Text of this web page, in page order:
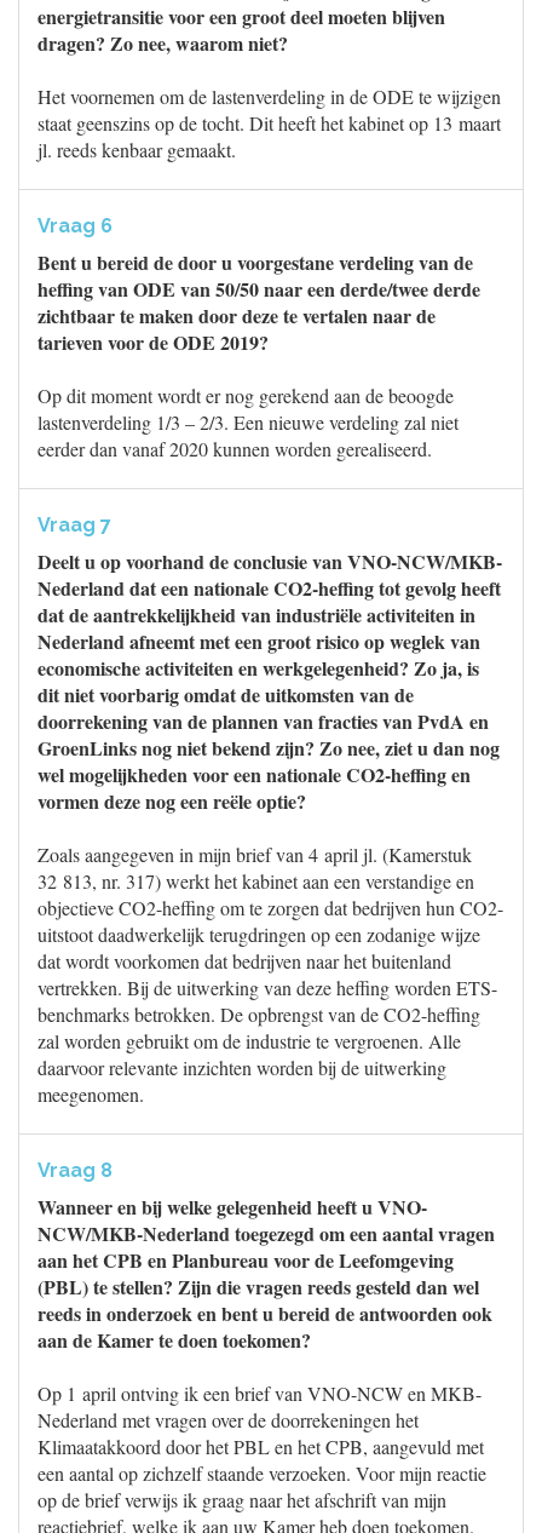
energietransitie voor een groot deel moeten blijven
dragen? Zo nee, waarom niet?
Het voornemen om de lastenverdeling in de ODE te wijzigen
staat geenszins op de tocht. Dit heeft het kabinet op 13 maart
jl. reeds kenbaar gemaakt.
Vraag 6
Bent u bereid de door u voorgestane verdeling van de
heffing van ODE van 50/50 naar een derde/twee derde
zichtbaar te maken door deze te vertalen naar de
tarieven voor de ODE 2019?
Op dit moment wordt er nog gerekend aan de beoogde
lastenverdeling 1/3 – 2/3. Een nieuwe verdeling zal niet
eerder dan vanaf 2020 kunnen worden gerealiseerd.
Vraag 7
Deelt u op voorhand de conclusie van VNO-NCW/MKB-
Nederland dat een nationale CO2-heffing tot gevolg heeft
dat de aantrekkelijkheid van industriële activiteiten in
Nederland afneemt met een groot risico op weglek van
economische activiteiten en werkgelegenheid? Zo ja, is
dit niet voorbarig omdat de uitkomsten van de
doorrekening van de plannen van fracties van PvdA en
GroenLinks nog niet bekend zijn? Zo nee, ziet u dan nog
wel mogelijkheden voor een nationale CO2-heffing en
vormen deze nog een reële optie?
Zoals aangegeven in mijn brief van 4 april jl. (Kamerstuk
32 813, nr. 317) werkt het kabinet aan een verstandige en
objectieve CO2-heffing om te zorgen dat bedrijven hun CO2-
uitstoot daadwerkelijk terugdringen op een zodanige wijze
dat wordt voorkomen dat bedrijven naar het buitenland
vertrekken. Bij de uitwerking van deze heffing worden ETS-
benchmarks betrokken. De opbrengst van de CO2-heffing
zal worden gebruikt om de industrie te vergroenen. Alle
daarvoor relevante inzichten worden bij de uitwerking
meegenomen.
Vraag 8
Wanneer en bij welke gelegenheid heeft u VNO-
NCW/MKB-Nederland toegezegd om een aantal vragen
aan het CPB en Planbureau voor de Leefomgeving
(PBL) te stellen? Zijn die vragen reeds gesteld dan wel
reeds in onderzoek en bent u bereid de antwoorden ook
aan de Kamer te doen toekomen?
Op 1 april ontving ik een brief van VNO-NCW en MKB-
Nederland met vragen over de doorrekeningen het
Klimaatakkoord door het PBL en het CPB, aangevuld met
een aantal op zichzelf staande verzoeken. Voor mijn reactie
op de brief verwijs ik graag naar het afschrift van mijn
reactiebrief, welke ik aan uw Kamer heb doen toekomen.